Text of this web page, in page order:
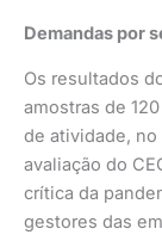
Demandas por
Os resultados
amostras de
de atividade, no
avaliação do
crítica da
gestores das